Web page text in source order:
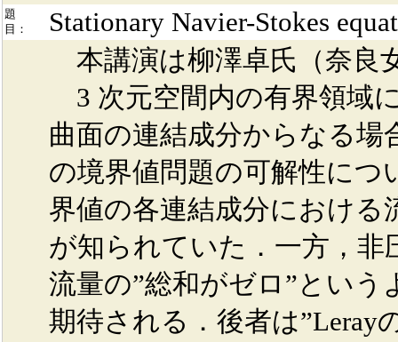
題
目：
Stationary Navier-Stokes
本講演は柳澤卓氏（奈良
3 次元空間内の有界領域
曲面の連結成分からなる
の境界値問題の可解性に
界値の各連結成分におけ
が知られていた．一方，
流量の”総和がゼロ”とい
期待される．後者は”Leray